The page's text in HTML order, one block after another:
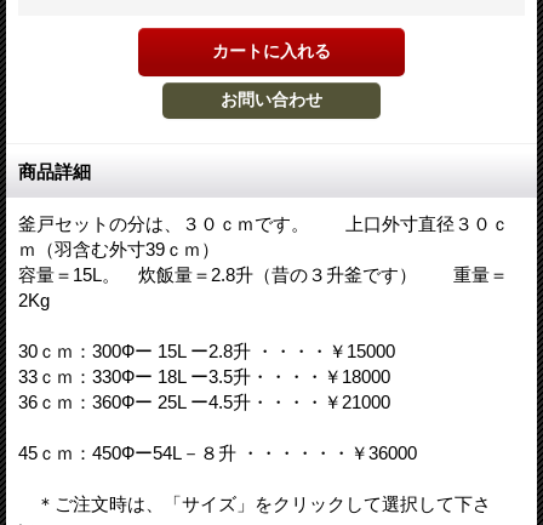
商品詳細
釜戸セットの分は、３０ｃｍです。 上口外寸直径３０ｃ
ｍ（羽含む外寸39ｃｍ）
容量＝15L。 炊飯量＝2.8升（昔の３升釜です） 重量＝
2Kg
30ｃｍ：300Фー 15L ー2.8升 ・・・・￥15000
33ｃｍ：330Фー 18L ー3.5升・・・・￥18000
36ｃｍ：360Фー 25L ー4.5升・・・・￥21000
45ｃｍ：450Фー54L－８升 ・・・・・・￥36000
＊ご注文時は、「サイズ」をクリックして選択して下さ